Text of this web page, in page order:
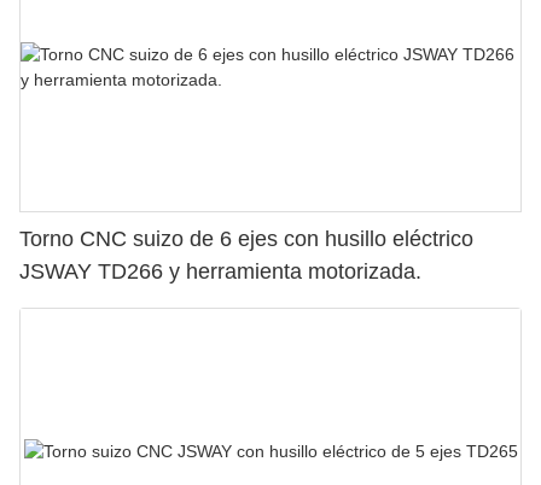
Torno CNC suizo de 6 ejes con husillo eléctrico
JSWAY TD266 y herramienta motorizada.